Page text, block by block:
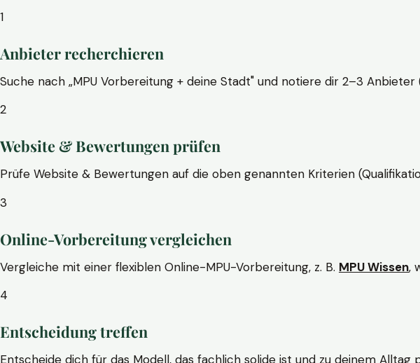
1
Anbieter recherchieren
Suche nach „MPU Vorbereitung + deine Stadt" und notiere dir 2–3 Anbieter
2
Website & Bewertungen prüfen
Prüfe Website & Bewertungen auf die oben genannten Kriterien
3
Online-Vorbereitung vergleichen
Vergleiche mit einer flexiblen Online-MPU-Vorbereitung, z. B. MPU Wissen,
4
Entscheidung treffen
Entscheide dich für das Modell, das fachlich solide ist und zu deinem Alltag